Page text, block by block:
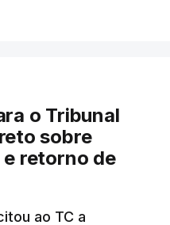
e transparente".
burocracias,
que os apoios
estaremos a dar
argumenta o
o Tribunal
sobre
retorno de
ao TC a